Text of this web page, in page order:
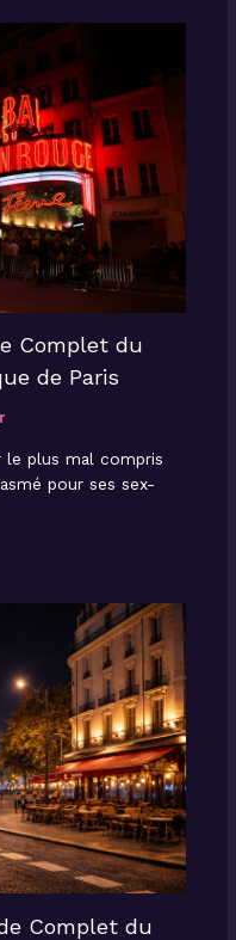
Complet du
de Paris
plus mal compris
pour ses sex-
Complet du